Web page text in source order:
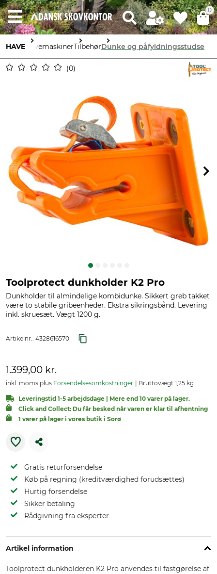
0
HAVE HavemaskinerTilbehørDunke og påfyldningsstudse
0
Toolprotect dunkholder K2 Pro
Dunkholder til almindelige kombidunke. Sikkert greb takket
være to stabile gribeenheder. Ekstra sikringsbånd. Levering
inkl. skruesæt. Vægt 1200 g.
Artikelnr.: 4328616570
1.399,00 kr.
inkl. moms plus Forsendelsesomkostninger Bruttovægt 1,25 kg
Leveringstid 1-5 arbejdsdage | Mere end 10 varer på lager.
Click and Collect: Du får besked når varen er klar til afhentning
1 varer på lager i vores butik i Sorø
Gratis returforsendelse
Køb på regning (kreditværdighed forudsættes)
Hurtig forsendelse
Sikker betaling
Rådgivning fra eksperter
Artikel information
Toolprotect dunkholderen K2 Pro anvendes til fastgørelse af